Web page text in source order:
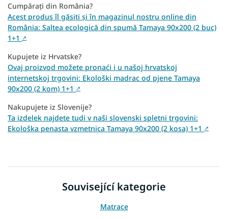
Cumpărați din România?
Acest produs îl găsiți și în magazinul nostru online din
România: Saltea ecologică din spumă Tamaya 90x200 (2 buc)
1+1 ↗
Kupujete iz Hrvatske?
Ovaj proizvod možete pronaći i u našoj hrvatskoj
internetskoj trgovini: Ekološki madrac od pjene Tamaya
90x200 (2 kom) 1+1 ↗
Nakupujete iz Slovenije?
Ta izdelek najdete tudi v naši slovenski spletni trgovini:
Ekološka penasta vzmetnica Tamaya 90x200 (2 kosa) 1+1 ↗
Související kategorie
Matrace